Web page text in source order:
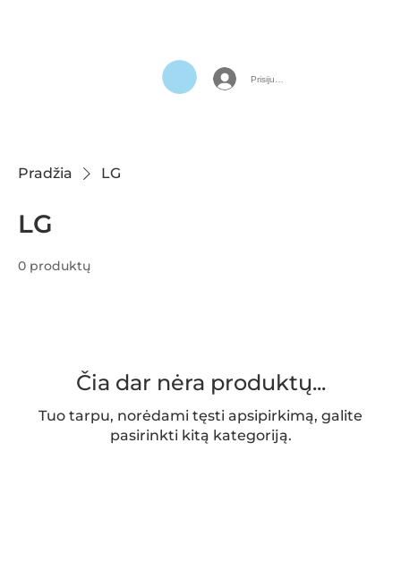
Prisijungti
Pradžia LG
LG
0 produktų
Čia dar nėra produktų...
Tuo tarpu, norėdami tęsti apsipirkimą, galite
pasirinkti kitą kategoriją.